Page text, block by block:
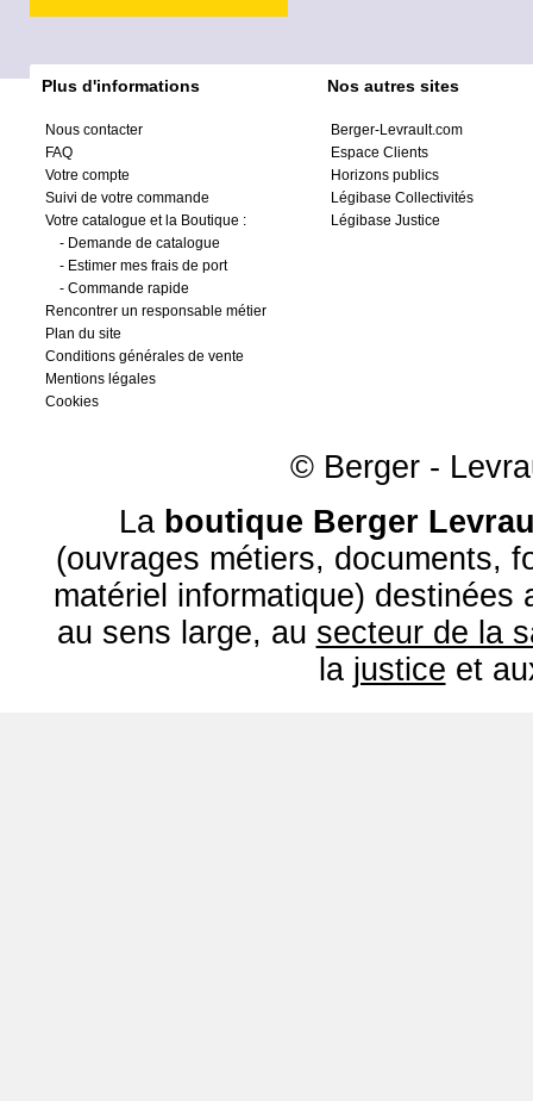
Plus d'informations
Nous contacter
FAQ
Votre compte
Suivi de votre commande
Votre catalogue et la Boutique :
- Demande de catalogue
- Estimer mes frais de port
- Commande rapide
Rencontrer un responsable métier
Plan du site
Conditions générales de vente
Mentions légales
Cookies
Nos autres sites
Berger-Levrault.com
Espace Clients
Horizons publics
Légibase Collectivités
Légibase Justice
© Berger -
La boutique Berger
(ouvrages métiers, documents,
matériel informatique) destinées
au sens large, au secteur de la
la justice et